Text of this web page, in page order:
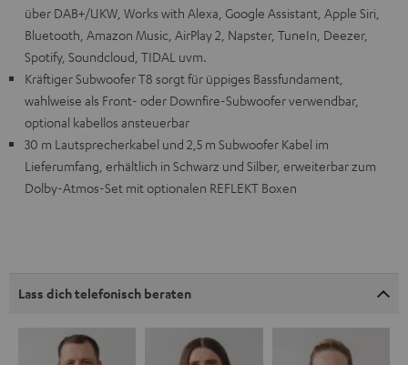
über DAB+/UKW, Works with Alexa, Google Assistant, Apple Siri,
Bluetooth, Amazon Music, AirPlay 2, Napster, TuneIn, Deezer,
Spotify, Soundcloud, TIDAL uvm.
Kräftiger Subwoofer T8 sorgt für üppiges Bassfundament,
wahlweise als Front- oder Downfire-Subwoofer verwendbar,
optional kabellos ansteuerbar
30 m Lautsprecherkabel und 2,5 m Subwoofer Kabel im
Lieferumfang, erhältlich in Schwarz und Silber, erweiterbar zum
Dolby-Atmos-Set mit optionalen REFLEKT Boxen
Lass dich telefonisch beraten